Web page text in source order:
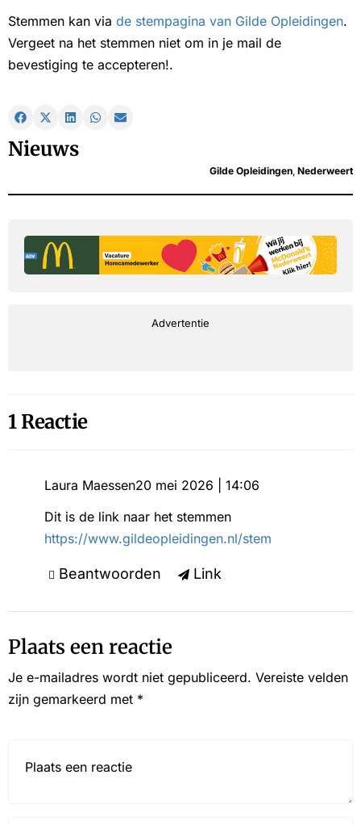
Stemmen kan via de stempagina van Gilde Opleidingen.
Vergeet na het stemmen niet om in je mail de
bevestiging te accepteren!.
Nieuws
Gilde Opleidingen Nederweert
Advertentie
1 Reactie
Laura Maessen20 mei 2026 | 14:06
Dit is de link naar het stemmen
https://www.gildeopleidingen.nl/stem
Beantwoorden Link
Plaats een reactie
Je e-mailadres wordt niet gepubliceerd. Vereiste velden
zijn gemarkeerd met *